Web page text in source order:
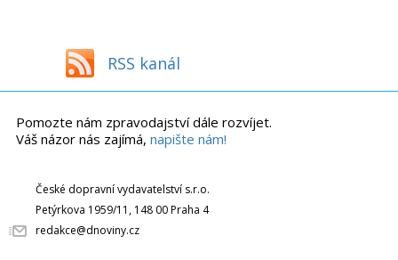
RSS kanál
Pomozte nám zpravodajství dále rozvíjet.
Váš názor nás zajímá, napište nám!
České dopravní vydavatelství s.r.o.
Petýrkova 1959/11, 148 00 Praha 4
redakce@dnoviny.cz